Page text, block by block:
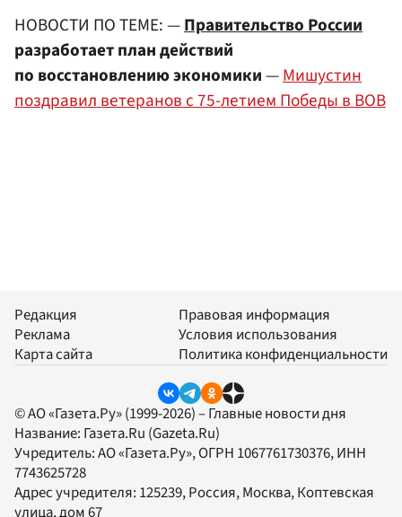
НОВОСТИ ПО ТЕМЕ: —Правительство России
разработает план действий
по восстановлению экономики—Мишустин
поздравил ветеранов с 75-летием Победы в ВОВ
Редакция
Реклама
Карта сайта
Правовая информация
Условия использования
Политика конфиденциальности
© АО «Газета.Ру» (1999-2026) – Главные новости дня
Название: Газета.Ru (Gazeta.Ru)
Учредитель:АО «Газета.Ру», ОГРН 1067761730376, ИНН
7743625728
Адрес учредителя: 125239, Россия, Москва, Коптевская